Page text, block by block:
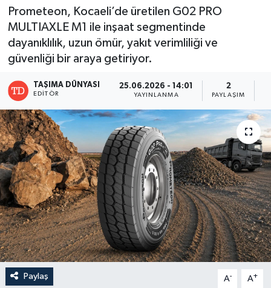
Prometeon, Kocaeli’de üretilen G02 PRO
MULTIAXLE M1 ile inşaat segmentinde
dayanıklılık, uzun ömür, yakıt verimliliği ve
güvenliği bir araya getiriyor.
TAŞIMA DÜNYASI
EDITÖR
25.06.2026 - 14:01
YAYINLANMA
2
PAYLAŞIM
Paylaş A- A+
TAŞITLAR